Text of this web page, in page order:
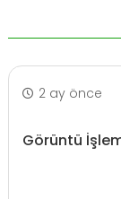
2 ay önce
Görüntü